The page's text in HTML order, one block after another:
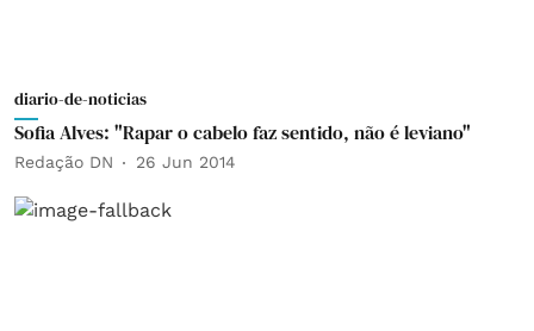
diario-de-noticias
Sofia Alves: "Rapar o cabelo faz sentido, não é leviano"
Redação DN 26 Jun 2014